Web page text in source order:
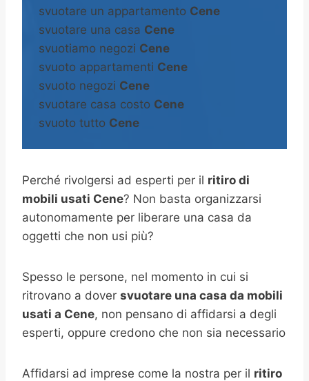
svuotare un appartamento Cene
svuotare una casa Cene
svuotiamo negozi Cene
svuoto appartamenti Cene
svuoto negozi Cene
svuotare casa costo Cene
svuoto tutto Cene
Perché rivolgersi ad esperti per il ritiro di
mobili usati Cene? Non basta organizzarsi
autonomamente per liberare una casa da
oggetti che non usi più?
Spesso le persone, nel momento in cui si
ritrovano a dover svuotare una casa da mobili
usati a Cene, non pensano di affidarsi a degli
esperti, oppure credono che non sia necessario
Affidarsi ad imprese come la nostra per il ritiro